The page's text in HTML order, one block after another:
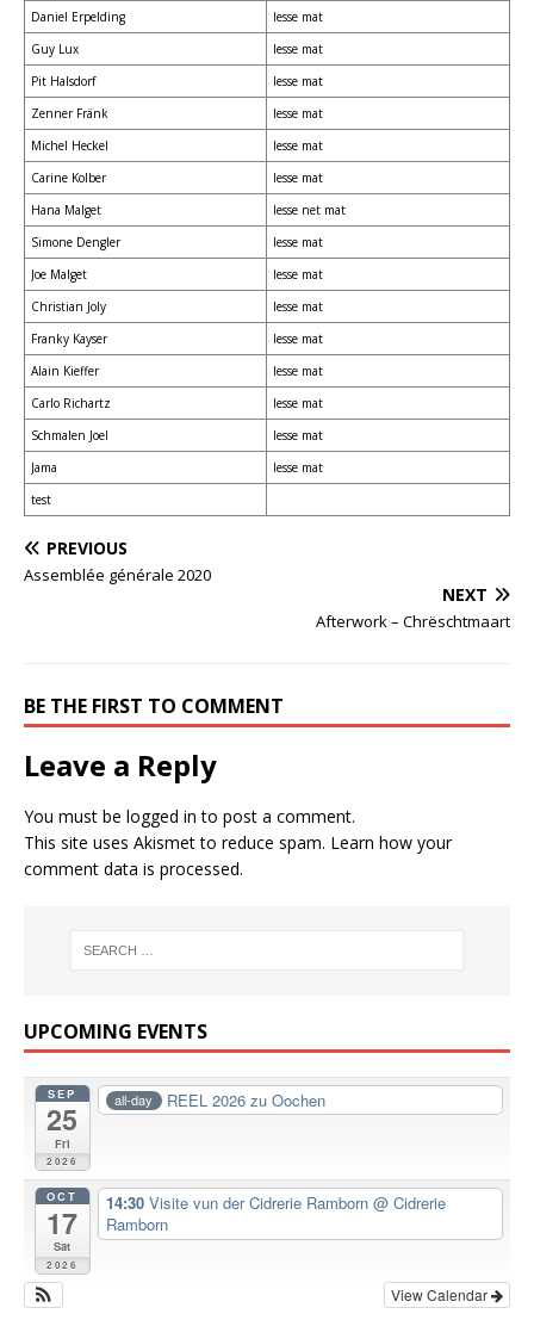
Daniel Erpelding
Iesse mat
Guy Lux
Iesse mat
Pit Halsdorf
Iesse mat
Zenner Fränk
Iesse mat
Michel Heckel
Iesse mat
Carine Kolber
Iesse mat
Hana Malget
Iesse net mat
Simone Dengler
Iesse mat
Joe Malget
Iesse mat
Christian Joly
Iesse mat
Franky Kayser
Iesse mat
Alain Kieffer
Iesse mat
Carlo Richartz
Iesse mat
Schmalen Joel
Iesse mat
Jama
Iesse mat
test
PREVIOUS
Assemblée générale 2020
NEXT
Afterwork – Chrëschtmaart
BE THE FIRST TO COMMENT
Leave a Reply
You must be logged in to post a comment.
This site uses Akismet to reduce spam. Learn how your
comment data is processed.
UPCOMING EVENTS
SEP
25
Fri
2026
all-day REEL 2026 zu Oochen
OCT
17
Sat
2026
14:30 Visite vun der Cidrerie Ramborn @ Cidrerie
Ramborn
View Calendar